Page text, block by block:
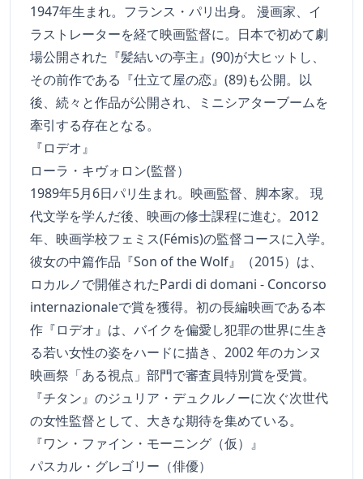
1947年生まれ。フランス・パリ出身。 漫画家、イ
ラストレーターを経て映画監督に。日本で初めて劇
場公開された『髪結いの亭主』(90)が大ヒットし、
その前作である『仕立て屋の恋』(89)も公開。以
後、続々と作品が公開され、ミニシアターブームを
牽引する存在となる。
『ロデオ』
ローラ・キヴォロン(監督）
1989年5月6日パリ生まれ。映画監督、脚本家。 現
代文学を学んだ後、映画の修士課程に進む。2012
年、映画学校フェミス(Fémis)の監督コースに入学。
彼女の中篇作品『Son of the Wolf』（2015）は、
ロカルノで開催されたPardi di domani - Concorso
internazionaleで賞を獲得。初の長編映画である本
作『ロデオ』は、バイクを偏愛し犯罪の世界に生き
る若い女性の姿をハードに描き、2002 年のカンヌ
映画祭「ある視点」部門で審査員特別賞を受賞。
『チタン』のジュリア・デュクルノーに次ぐ次世代
の女性監督として、大きな期待を集めている。
『ワン・ファイン・モーニング（仮）』
パスカル・グレゴリー（俳優）